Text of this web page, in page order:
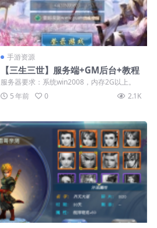
手游资源
【三生三世】服务端+GM后台+教程
服务器要求：系统win2008，内存2G以上。
5 年前
0 2.1K